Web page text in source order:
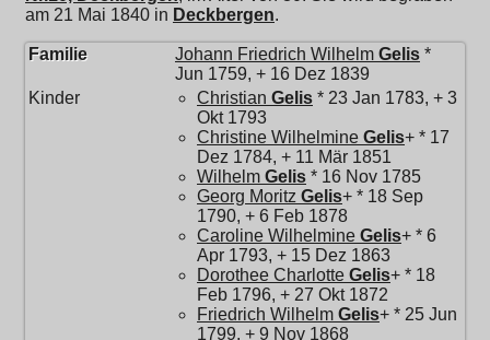
am 21 Mai 1840 in Deckbergen.
Familie Johann Friedrich Wilhelm Gelis *
Jun 1759, + 16 Dez 1839
Kinder
Christian Gelis * 23 Jan 1783, + 3
Okt 1793
Christine Wilhelmine Gelis+ * 17
Dez 1784, + 11 Mär 1851
Wilhelm Gelis * 16 Nov 1785
Georg Moritz Gelis+ * 18 Sep
1790, + 6 Feb 1878
Caroline Wilhelmine Gelis+ * 6
Apr 1793, + 15 Dez 1863
Dorothee Charlotte Gelis+ * 18
Feb 1796, + 27 Okt 1872
Friedrich Wilhelm Gelis+ * 25 Jun
1799, + 9 Nov 1868